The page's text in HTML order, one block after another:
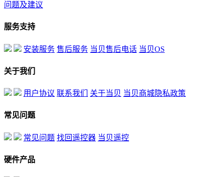
问题及建议
服务支持
安装服务 售后服务 当贝售后电话 当贝OS
关于我们
用户协议 联系我们 关于当贝 当贝商城隐私政策
常见问题
常见问题 找回遥控器 当贝遥控
硬件产品